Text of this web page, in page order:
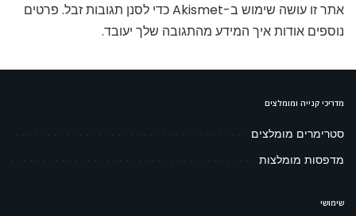
אתר זו עושה שימוש ב-Akismet כדי לסנן תגובות זבל.
פרטים
נוספים אודות איך המידע מהתגובה שלך יעובד.
מדריכי קנייה ומומלצים
סטרימרים מומלצים
מדפסות מומלצות
שימושי